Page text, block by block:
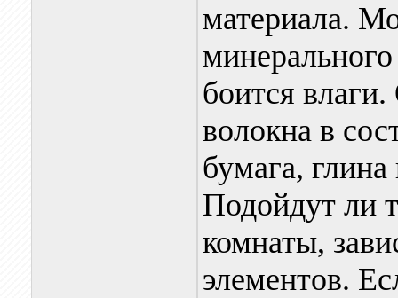
материала.
боится
волокна в
бумага,
Подойдут ли
комнаты,
элементов.